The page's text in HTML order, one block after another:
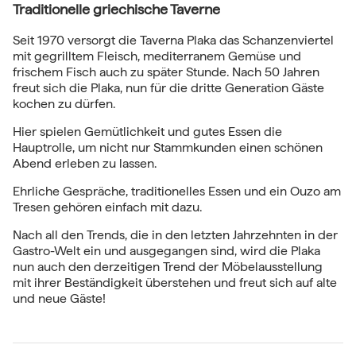
Traditionelle griechische Taverne
Seit 1970 versorgt die Taverna Plaka das Schanzenviertel
mit gegrilltem Fleisch, mediterranem Gemüse und
frischem Fisch auch zu später Stunde. Nach 50 Jahren
freut sich die Plaka, nun für die dritte Generation Gäste
kochen zu dürfen.
Hier spielen Gemütlichkeit und gutes Essen die
Hauptrolle, um nicht nur Stammkunden einen schönen
Abend erleben zu lassen.
Ehrliche Gespräche, traditionelles Essen und ein Ouzo am
Tresen gehören einfach mit dazu.
Nach all den Trends, die in den letzten Jahrzehnten in der
Gastro-Welt ein und ausgegangen sind, wird die Plaka
nun auch den derzeitigen Trend der Möbelausstellung
mit ihrer Beständigkeit überstehen und freut sich auf alte
und neue Gäste!